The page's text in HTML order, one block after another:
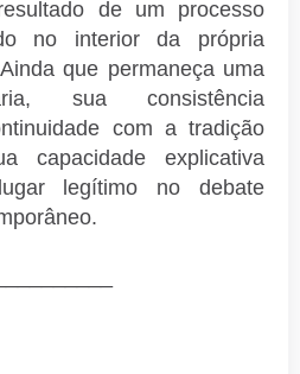
de um processo
no interior da própria
que permaneça uma
sua consistência
com a tradição
capacidade explicativa
legítimo no debate